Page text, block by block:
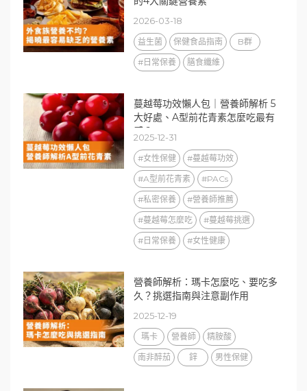
2026-03-18
益生菌 保健食品指南
B群
#日常保養
膳食纖維
蔓越莓功效懶人包｜營養師解析 5
大好處、A型前花青素怎麼吃最有
感？
2025-12-31
#女性保健
#蔓越莓功效
#A型前花青素
#PACs
#私密保養
#營養師推薦
#蔓越莓怎麼吃
#蔓越莓挑選
#日常保養
#女性健康
營養師解析：瑪卡怎麼吃、要吃多
久？挑選指南與注意副作用
2025-12-19
瑪卡 營養師
精胺酸
南非醉茄
鋅 男性保健